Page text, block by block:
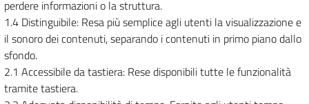
perdere informazioni o la struttura.
1.4 Distinguibile: Resa più semplice agli utenti la visualizzazione e
il sonoro dei contenuti, separando i contenuti in primo piano dallo
sfondo.
2.1 Accessibile da tastiera: Rese disponibili tutte le funzionalità
tramite tastiera.